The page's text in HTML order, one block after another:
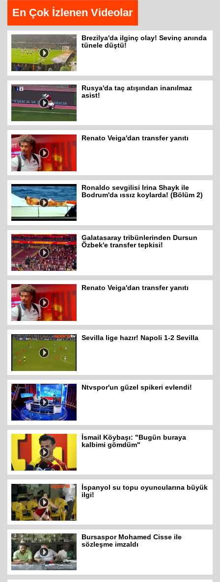
En Çok İzlenen Videolar
Brezilya'da ilginç olay! Sevinç anında
tünele düştü!
Rusya'da taç atışından inanılmaz
asist!
Renato Veiga'dan transfer yanıtı
Ronaldo sevgilisi Irina Shayk ile
Bodrum'da ıssız koylarda! (Bölüm 2)
Galatasaray tribünlerinden Dursun
Özbek'e transfer tepkisi!
Renato Veiga'dan transfer yanıtı
Sevilla lige hazır! Napoli 1-2 Sevilla
Ntvspor'un güzel spikeri evlendi!
İsmail Köybaşı: "Bugün buraya
kalbimi gömdüm"
İspanyol su topu oyuncularına büyük
ilgi!
Bursaspor Mohamed Cisse ile
sözleşme imzaldı